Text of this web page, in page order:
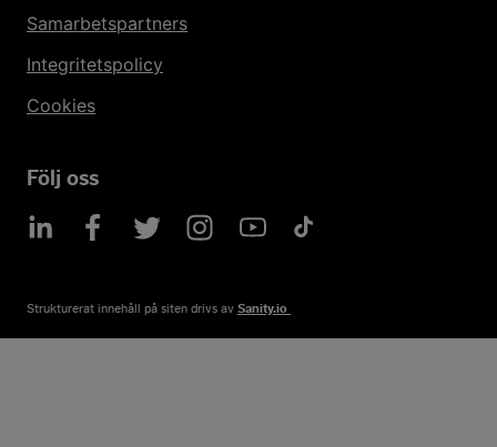
Samarbetspartners
Integritetspolicy
Cookies
Följ oss
Strukturerat innehåll på siten drivs av​ Sanity.io